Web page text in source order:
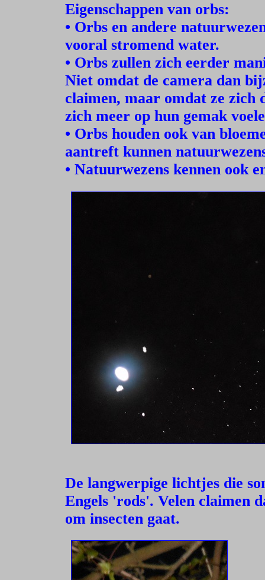
Eigenschappen van orbs:
• Orbs en andere
vooral stromend water.
• Orbs zullen zich eerder
Niet omdat de camera dan
claimen, maar omdat ze zich
zich meer op hun gemak
• Orbs houden ook van
aantreft kunnen
• Natuurwezens kennen ook
De langwerpige lichtjes die
Engels 'rods'. Velen claimen
om insecten gaat.